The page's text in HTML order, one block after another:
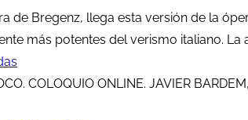
de Bregenz, llega esta versión de la
más potentes del verismo italiano.